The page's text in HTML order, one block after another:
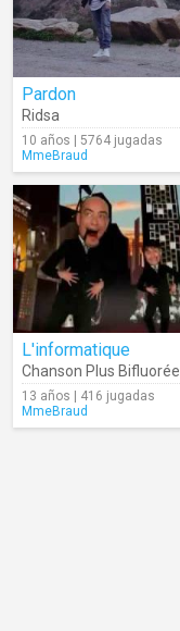
Pardon
Ridsa
10 años | 5764 jugadas
MmeBraud
L'informatique
Chanson Plus Bifluorée
13 años | 416 jugadas
MmeBraud